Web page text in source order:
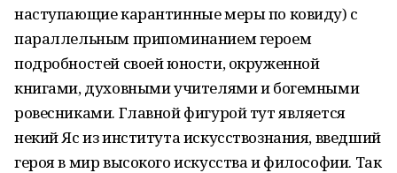
наступающие карантинные меры по ковиду) с
параллельным припоминанием героем
подробностей своей юности, окруженной
книгами, духовными учителями и богемными
ровесниками. Главной фигурой тут является
некий Яс из института искусствознания, введший
героя в мир высокого искусства и философии. Так